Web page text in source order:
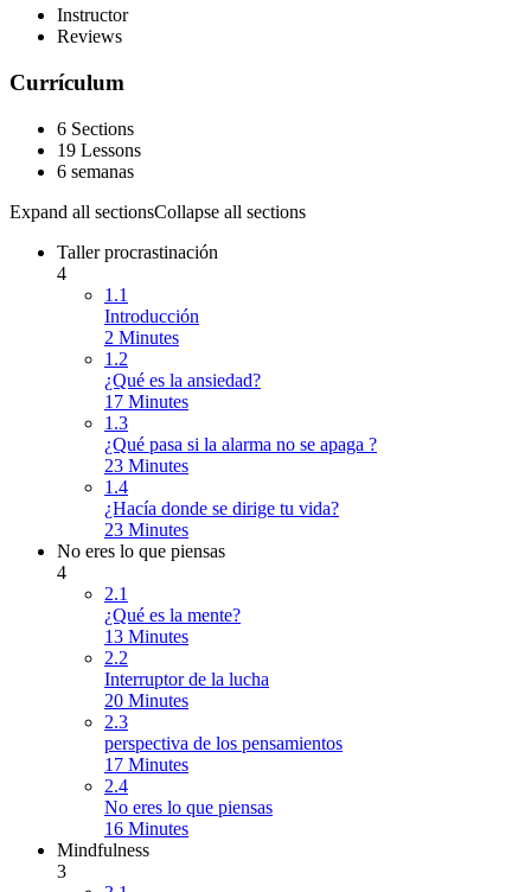
Instructor
Reviews
Currículum
6 Sections
19 Lessons
6 semanas
Expand all sectionsCollapse all sections
Taller procrastinación
4
1.1
Introducción
2 Minutes
1.2
¿Qué es la ansiedad?
17 Minutes
1.3
¿Qué pasa si la alarma no se apaga ?
23 Minutes
1.4
¿Hacía donde se dirige tu vida?
23 Minutes
No eres lo que piensas
4
2.1
¿Qué es la mente?
13 Minutes
2.2
Interruptor de la lucha
20 Minutes
2.3
perspectiva de los pensamientos
17 Minutes
2.4
No eres lo que piensas
16 Minutes
Mindfulness
3